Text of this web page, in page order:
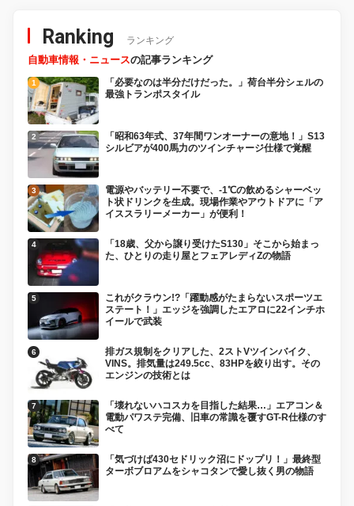
Ranking ランキング
自動車情報・ニュースの記事ランキング
「必要なのは半分だけだった。」荷台半分シェルの
最強トランポスタイル
「昭和63年式、37年間ワンオーナーの意地！」S13
シルビアが400馬力のツインチャージ仕様で覚醒
電源やバッテリー不要で、-1℃の飲めるシャーベッ
ト状ドリンクを生成。現場作業やアウトドアに「ア
イススラリーメーカー」が便利！
「18歳、父から譲り受けたS130」そこから始まっ
た、ひとりの走り屋とフェアレディZの物語
これがクラウン!?「躍動感がたまらないスポーツエ
ステート！」エッジを強調したエアロに22インチホ
イールで武装
排ガス規制をクリアした、2ストVツインバイク、
VINS。排気量は249.5cc、83HPを絞り出す。その
エンジンの技術とは
「壊れないハコスカを目指した結果…」エアコン＆
電動パワステ完備、旧車の常識を覆すGT-R仕様のす
べて
「気づけば430セドリック沼にドップリ！」最終型
ターボブロアムをシャコタンで愛し抜く男の物語